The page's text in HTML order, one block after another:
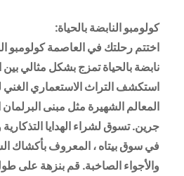
كولومبو النابضة بالحياة:
اختتم رحلتك في العاصمة كولومبو
نابضة بالحياة تمزج بشكل مثالي بين
استكشف التراث الاستعماري الغني
المعالم الشهيرة مثل مبنى
جرين. تسوق لشراء الهدايا
في سوق بيتاه ، المعروف بأكشاك
والأجواء الصاخبة. قم بنزهة على